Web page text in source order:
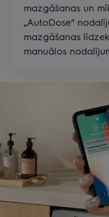
mazgāšanas un
„AutoDose“
mazgāšanas
manuālos